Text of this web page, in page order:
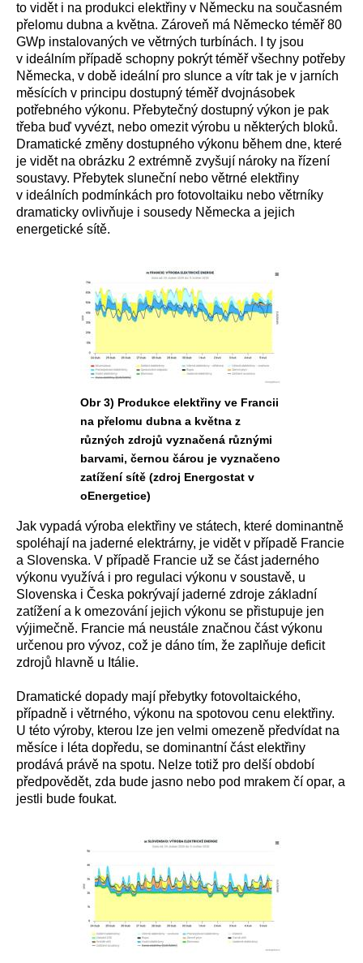
to vidět i na produkci elektřiny v Německu na současném
přelomu dubna a května. Zároveň má Německo téměř 80
GWp instalovaných ve větrných turbínách. I ty jsou
v ideálním případě schopny pokrýt téměř všechny potřeby
Německa, v době ideální pro slunce a vítr tak je v jarních
měsících v principu dostupný téměř dvojnásobek
potřebného výkonu. Přebytečný dostupný výkon je pak
třeba buď vyvézt, nebo omezit výrobu u některých bloků.
Dramatické změny dostupného výkonu během dne, které
je vidět na obrázku 2 extrémně zvyšují nároky na řízení
soustavy. Přebytek sluneční nebo větrné elektřiny
v ideálních podmínkách pro fotovoltaiku nebo větrníky
dramaticky ovlivňuje i sousedy Německa a jejich
energetické sítě.
Obr 3) Produkce elektřiny ve Francii
na přelomu dubna a května z
různých zdrojů vyznačená různými
barvami, černou čárou je vyznačeno
zatížení sítě (zdroj Energostat v
oEnergetice)
Jak vypadá výroba elektřiny ve státech, které dominantně
spoléhají na jaderné elektrárny, je vidět v případě Francie
a Slovenska. V případě Francie už se část jaderného
výkonu využívá i pro regulaci výkonu v soustavě, u
Slovenska i Česka pokrývají jaderné zdroje základní
zatížení a k omezování jejich výkonu se přistupuje jen
výjimečně. Francie má neustále značnou část výkonu
určenou pro vývoz, což je dáno tím, že zaplňuje deficit
zdrojů hlavně u Itálie.
Dramatické dopady mají přebytky fotovoltaického,
případně i větrného, výkonu na spotovou cenu elektřiny.
U této výroby, kterou lze jen velmi omezeně předvídat na
měsíce i léta dopředu, se dominantní část elektřiny
prodává právě na spotu. Nelze totiž pro delší období
předpovědět, zda bude jasno nebo pod mrakem čí opar, a
jestli bude foukat.